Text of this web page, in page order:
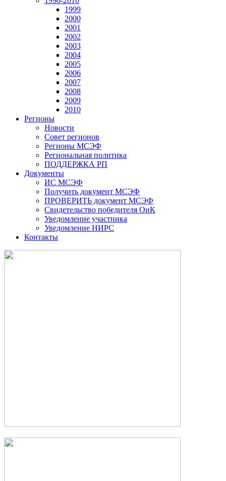
1999
2000
2001
2002
2003
2004
2005
2006
2007
2008
2009
2010
Регионы
Новости
Совет регионов
Регионы МСЭФ
Региональная политика
ПОДДЕРЖКА РП
Документы
ИС МСЭФ
Получить документ МСЭФ
ПРОВЕРИТЬ документ МСЭФ
Свидетельство победителя ОиК
Уведомление участника
Уведомление НИРС
Контакты